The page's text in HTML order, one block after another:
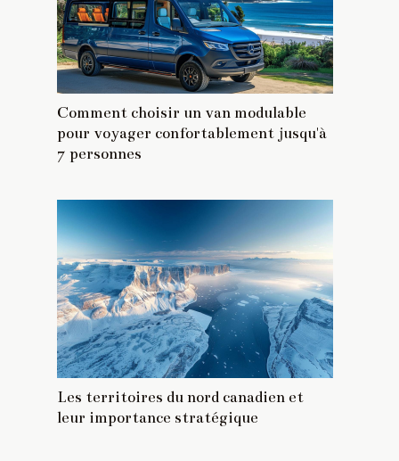
Comment choisir un van modulable
pour voyager confortablement jusqu'à
7 personnes
Les territoires du nord canadien et
leur importance stratégique